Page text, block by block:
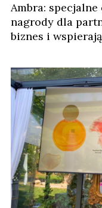
Ambra:
nagrody dla
biznes i